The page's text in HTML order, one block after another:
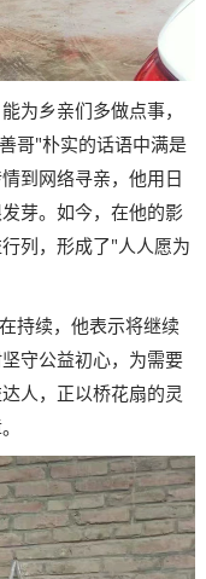
为乡亲们多做点事，
哥"朴实的话语中满是
到网络寻亲，他用日
芽。如今，在他的影
列，形成了"人人愿为
持续，他表示将继续
守公益初心，为需要
人，正以桥花扇的灵